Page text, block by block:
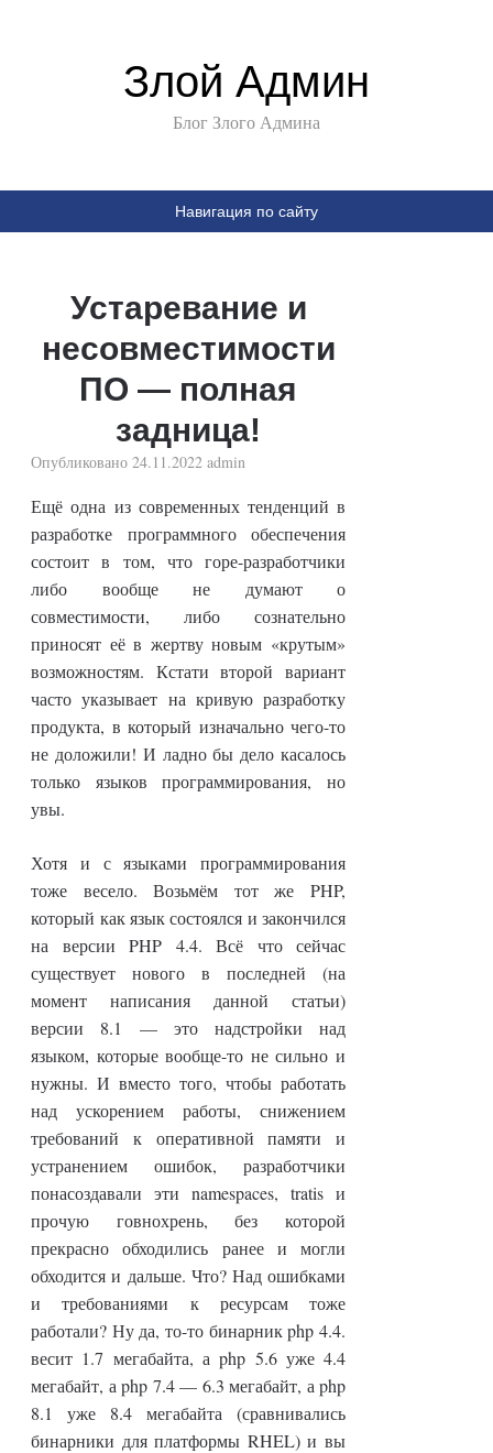
Злой Админ
Блог Злого Админа
Навигация по сайту
Устаревание и
несовместимости
ПО — полная
задница!
Опубликовано24.11.2022 admin
Ещё одна из современных тенденций в
разработке программного обеспечения
состоит в том, что горе-разработчики
либо вообще не думают о
совместимости, либо сознательно
приносят её в жертву новым «крутым»
возможностям. Кстати второй вариант
часто указывает на кривую разработку
продукта, в который изначально чего-то
не доложили! И ладно бы дело касалось
только языков программирования, но
увы.
Хотя и с языками программирования
тоже весело. Возьмём тот же PHP,
который как язык состоялся и закончился
на версии PHP 4.4. Всё что сейчас
существует нового в последней (на
момент написания данной статьи)
версии 8.1 — это надстройки над
языком, которые вообще-то не сильно и
нужны. И вместо того, чтобы работать
над ускорением работы, снижением
требований к оперативной памяти и
устранением ошибок, разработчики
понасоздавали эти namespaces, tratis и
прочую говнохрень, без которой
прекрасно обходились ранее и могли
обходится и дальше. Что? Над ошибками
и требованиями к ресурсам тоже
работали? Ну да, то-то бинарник php 4.4.
весит 1.7 мегабайта, а php 5.6 уже 4.4
мегабайт, а php 7.4 — 6.3 мегабайт, а php
8.1 уже 8.4 мегабайта (сравнивались
бинарники для платформы RHEL) и вы